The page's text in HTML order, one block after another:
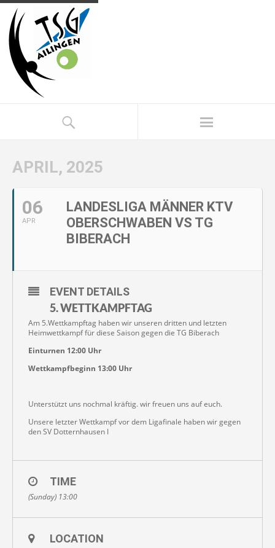
APRIL, 2025
06
APR
LANDESLIGA MÄNNER KTV
OBERSCHWABEN VS TG
BIBERACH
EVENT DETAILS
5. WETTKAMPFTAG
Am 5.Wettkampftag haben wir unseren dritten und letzten
Heimwettkampf für diese Saison gegen die TG Biberach
Einturnen 12:00 Uhr
Wettkampfbeginn 13:00 Uhr
Unterstützt uns nochmal kräftig. wir freuen uns auf euch.
Unsere letzter Wettkampf vor dem Ligafinale haben wir gegen
den SV Dotternhausen I
TIME
(Sunday) 13:00
LOCATION